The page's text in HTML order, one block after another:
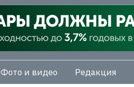
Фото и видео Редакция